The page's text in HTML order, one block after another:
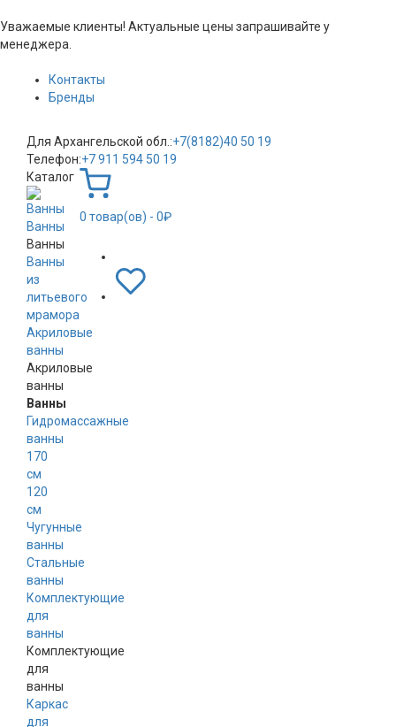
Уважаемые клиенты! Актуальные цены запрашивайте у
менеджера.
Контакты
Бренды
Для Архангельской обл.:+7(8182)40 50 19
Телефон:+7 911 594 50 19
Каталог
Ванны
Ванны
Ванны
из
литьевого
мрамора
Акриловые
ванны
Акриловые
ванны
Ванны
Гидромассажные
ванны
170
см
120
см
Чугунные
ванны
Стальные
ванны
Комплектующие
для
ванны
Комплектующие
для
ванны
Каркас
для
0 товар(ов) - 0₽